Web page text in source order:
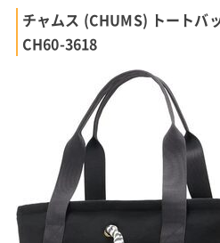
チャムス (CHUMS) トートバ
CH60-3618